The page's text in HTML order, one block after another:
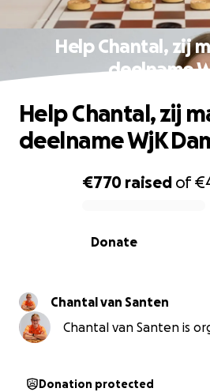
Help Chantal, zij
deelname
0% complete
€770 raised of
Donate
Help Chantal, zij
deelname WjK
Chantal van Santen
Chantal van Santen is
Donation protected